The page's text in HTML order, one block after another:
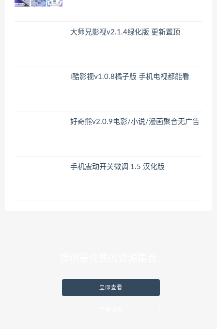
大师兄影视v2.1.4绿化版 更新置顶
i酷影视v1.0.8橘子版 手机电视都能看
好奇熊v2.0.9电影/小说/漫画聚合无广告
手机震动开关微调 1.5 汉化版
立即查看